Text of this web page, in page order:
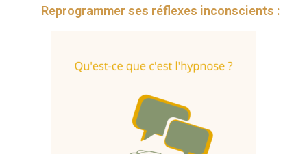
Reprogrammer ses réflexes inconscients :